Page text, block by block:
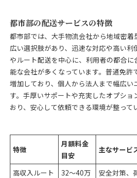
都市部の配送サービスの特徴
都市部では、大手物流会社から地域密
広い選択肢があり、迅速な対応や高い利
やルート配送を中心に、利用者の都合
能な会社が多くなっています。普通免許
増加しており、個人から法人まで幅広い
す。手厚いサポートや充実したオプショ
おり、安心して依頼できる環境が整って
特徴
月額料金
目安
主なサービ
高収入ルート
32～40万
安全対策、